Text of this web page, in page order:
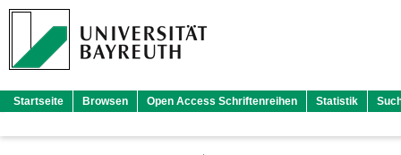
Startseite Browsen Open Access Schriftenreihen Statistik